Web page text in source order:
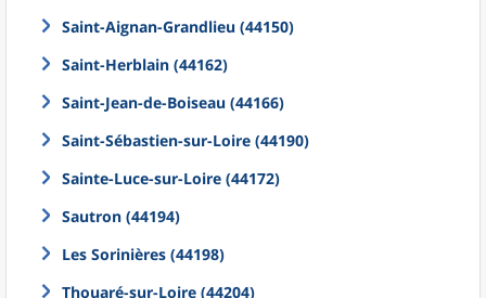
Saint-Aignan-Grandlieu (44150)
Saint-Herblain (44162)
Saint-Jean-de-Boiseau (44166)
Saint-Sébastien-sur-Loire (44190)
Sainte-Luce-sur-Loire (44172)
Sautron (44194)
Les Sorinières (44198)
Thouaré-sur-Loire (44204)